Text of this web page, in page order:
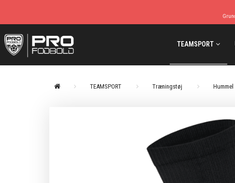
TEAMSPORT
TEAMSPORT Træningstøj Hummel